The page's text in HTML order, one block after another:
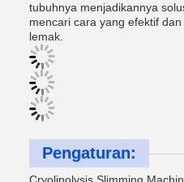
tubuhnya menjadikannya
mencari cara yang efektif
lemak.
Pengaturan: